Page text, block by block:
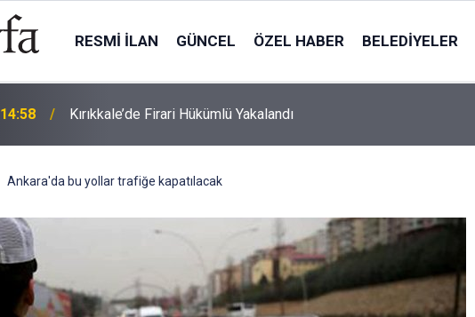
RESMI İLAN GÜNCEL ÖZEL HABER BELEDIYELER
14:58 Kırıkkale’de Firari Hükümlü Yakalandı
Ankara'da bu yollar trafiğe kapatılacak